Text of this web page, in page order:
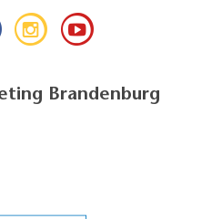
Brandenburg